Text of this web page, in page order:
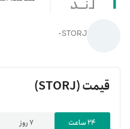
STORJ-
قیمت(STORJ)
۲۴ ساعت ۷ روز